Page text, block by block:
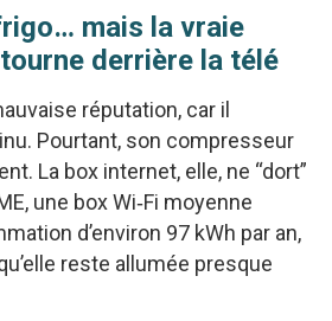
mais la vraie
derrière la télé
réputation, car il
Pourtant, son compresseur
La box internet, elle, ne “dort”
une box Wi‑Fi moyenne
d’environ 97 kWh par an,
reste allumée presque